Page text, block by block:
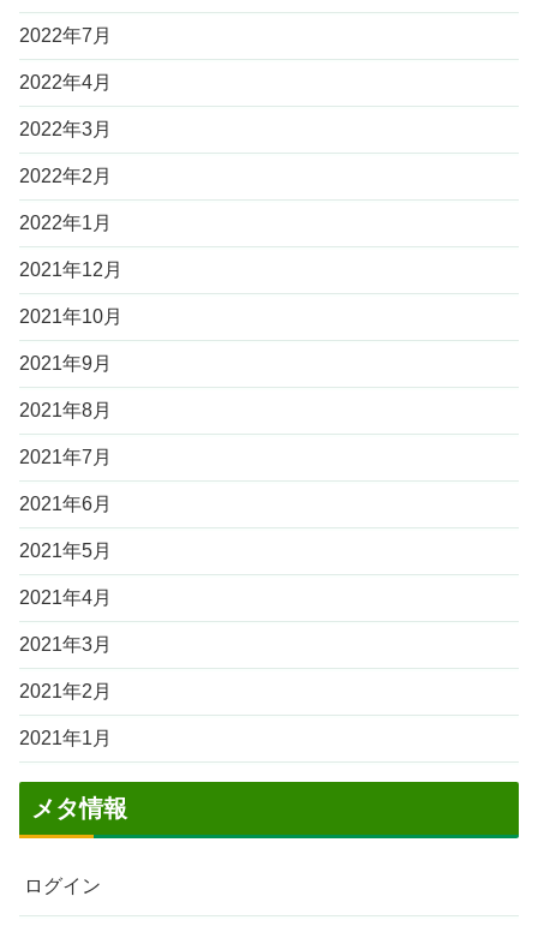
2022年7月
2022年4月
2022年3月
2022年2月
2022年1月
2021年12月
2021年10月
2021年9月
2021年8月
2021年7月
2021年6月
2021年5月
2021年4月
2021年3月
2021年2月
2021年1月
メタ情報
ログイン